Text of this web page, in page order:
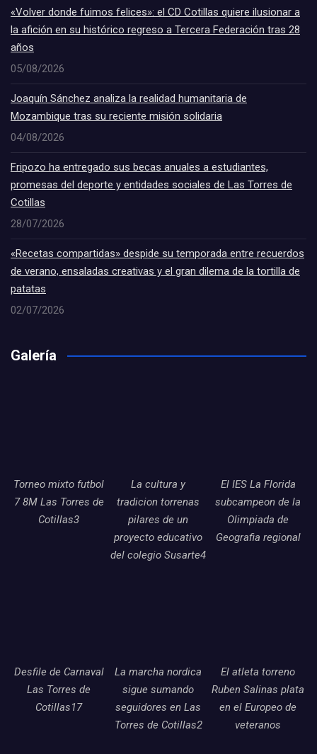
«Volver donde fuimos felices»: el CD Cotillas quiere ilusionar a
la afición en su histórico regreso a Tercera Federación tras 28
años
05/08/2026
Joaquín Sánchez analiza la realidad humanitaria de
Mozambique tras su reciente misión solidaria
04/08/2026
Fripozo ha entregado sus becas anuales a estudiantes,
promesas del deporte y entidades sociales de Las Torres de
Cotillas
28/07/2026
«Recetas compartidas» despide su temporada entre recuerdos
de verano, ensaladas creativas y el gran dilema de la tortilla de
patatas
02/07/2026
Galería
Torneo mixto futbol
7 8M Las Torres de
Cotillas3
La cultura y
tradicion torrenas
pilares de un
proyecto educativo
del colegio Susarte4
El IES La Florida
subcampeon de la
Olimpiada de
Geografia regional
Desfile de Carnaval
Las Torres de
Cotillas17
La marcha nordica
sigue sumando
seguidores en Las
Torres de Cotillas2
El atleta torreno
Ruben Salinas plata
en el Europeo de
veteranos